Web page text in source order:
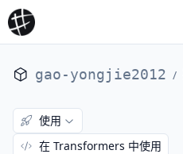
gao-yongjie2012 /
使用
在 Transformers 中使用